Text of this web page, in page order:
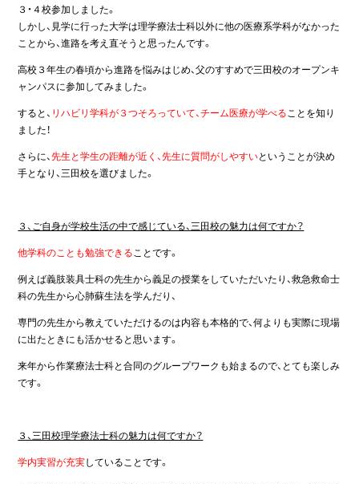
３・４校参加しました。
しかし、見学に行った大学は理学療法士科以外に他の医療系学科がなかった
ことから、進路を考え直そうと思ったんです。
高校３年生の春頃から進路を悩みはじめ、父のすすめで三田校のオープンキ
ャンパスに参加してみました。
すると、 リハビリ学科が３つそろっていて、チーム医療が学べることを知り
ました！
さらに、先生と学生の距離が近く、先生に質問がしやすいということが決め
手となり、三田校を選びました。
３、ご自身が学校生活の中で感じている、三田校の魅力は何ですか？
他学科のことも勉強できることです。
例えば義肢装具士科の先生から義足の授業をしていただいたり、救急救命士
科の先生から心肺蘇生法を学んだり、
専門の先生から教えていただけるのは内容も本格的で、何よりも実際に現場
に出たときにも活かせると思います。
来年から作業療法士科と合同のグループワークも始まるので、とても楽しみ
です。
３、三田校理学療法士科の魅力は何ですか？
学内実習が充実していることです。